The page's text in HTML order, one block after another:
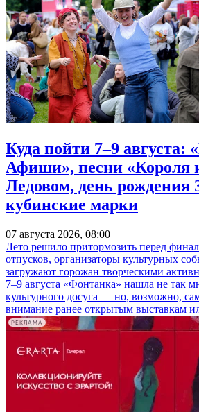
Куда пойти 7–9 августа:
Афиши», песни «Короля
Ледовом, день рождения
кубинские марки
07 августа 2026, 08:00
Лето решило притормозить перед
отпусков, организаторы культурных
загружают горожан творческими
7–9 августа «Фонтанка» нашла не так
культурного досуга — но, возможно,
внимание ранее открытым выставкам
РЕКЛАМА